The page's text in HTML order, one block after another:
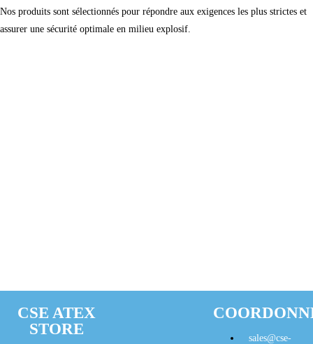
Nos produits sont sélectionnés pour répondre aux exigences les plus strictes et
assurer une sécurité optimale en milieu explosif.
CSE ATEX
STORE
sales@cse-